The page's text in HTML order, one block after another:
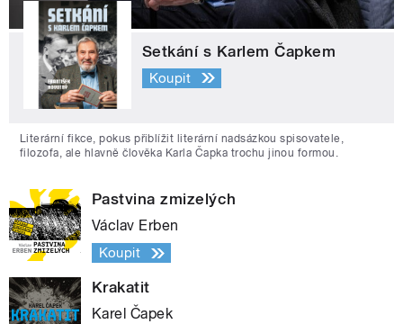
Setkání s Karlem Čapkem
Koupit
Literární fikce, pokus přiblížit literární nadsázkou spisovatele,
filozofa, ale hlavně člověka Karla Čapka trochu jinou formou.
Pastvina zmizelých
Václav Erben
Koupit
Krakatit
Karel Čapek